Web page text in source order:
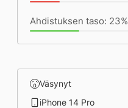
Ahdistuksen taso: 23%
Väsynyt
iPhone 14 Pro